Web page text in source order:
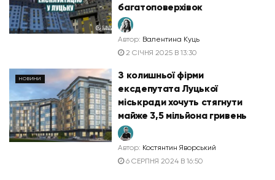
багатоповерхівок
Автор: Валентина Куць
2 СІЧНЯ 2025 В 13:30
НОВИНИ
З колишньої фірми
ексдепутата Луцької
міськради хочуть стягнути
майже 3,5 мільйона гривень
Автор: Костянтин Яворський
6 СЕРПНЯ 2024 В 16:50